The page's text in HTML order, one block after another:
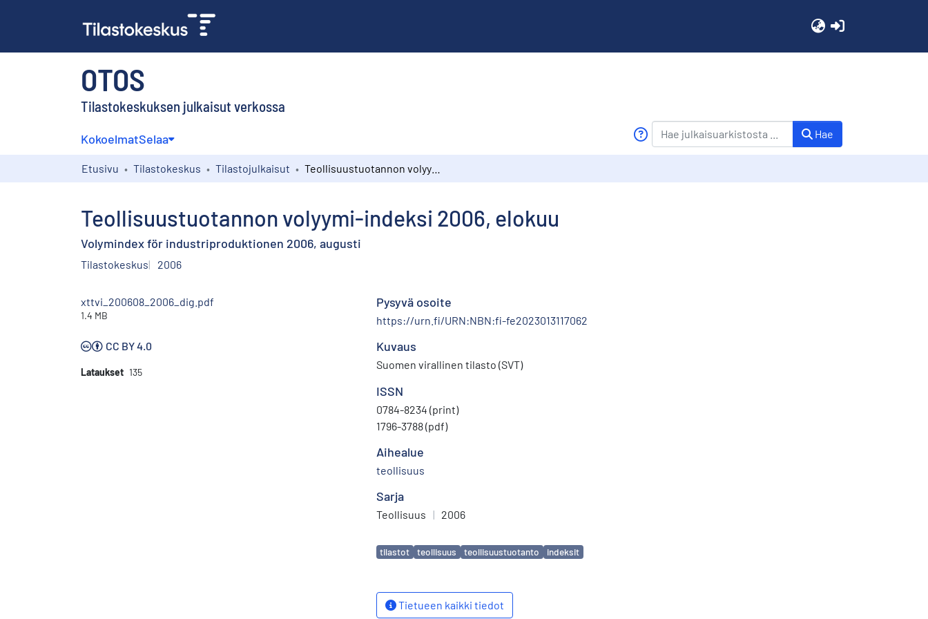
OTOS
Tilastokeskuksen julkaisut verkossa
KokoelmatSelaa Hae
Etusivu Tilastokeskus Tilastojulkaisut
Teollisuustuotannon volyymi-indeksi 2006, elokuu
Volymindex för industriproduktionen 2006, augusti
Tilastokeskus 2006
xttvi_200608_2006_dig.pdf
1.4 MB
CC BY 4.0
Lataukset 135
Pysyvä osoite
https://urn.fi/URN:NBN:fi-fe2023013117062
Kuvaus
Suomen virallinen tilasto (SVT)
ISSN
0784-8234 (print)
1796-3788 (pdf)
Aihealue
teollisuus
Sarja
Teollisuus | 2006
Avainsanat
tilastot teollisuus teollisuustuotanto indeksit
Tietueen kaikki tiedot